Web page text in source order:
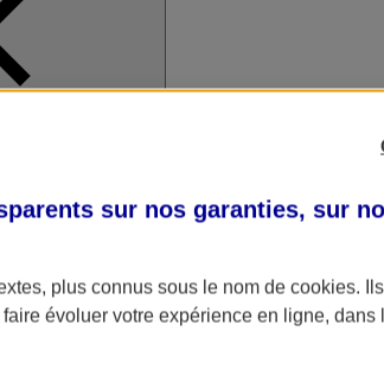
sur nos garanties, sur
plus connus sous le nom de cookies.
évoluer votre expérience en ligne, dans